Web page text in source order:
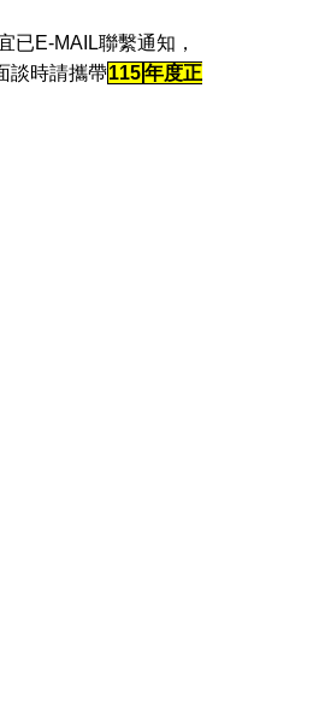
已E-MAIL聯繫通知，
談時請攜帶115年度正